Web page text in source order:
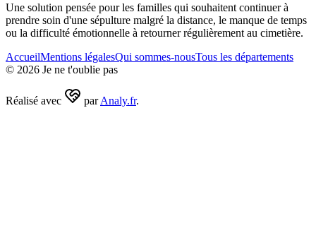
Une solution pensée pour les familles qui souhaitent continuer à
prendre soin d'une sépulture malgré la distance, le manque de temps
ou la difficulté émotionnelle à retourner régulièrement au cimetière.
AccueilMentions légalesQui sommes-nousTous les départements
© 2026 Je ne t'oublie pas
Réalisé avec par Analy.fr.